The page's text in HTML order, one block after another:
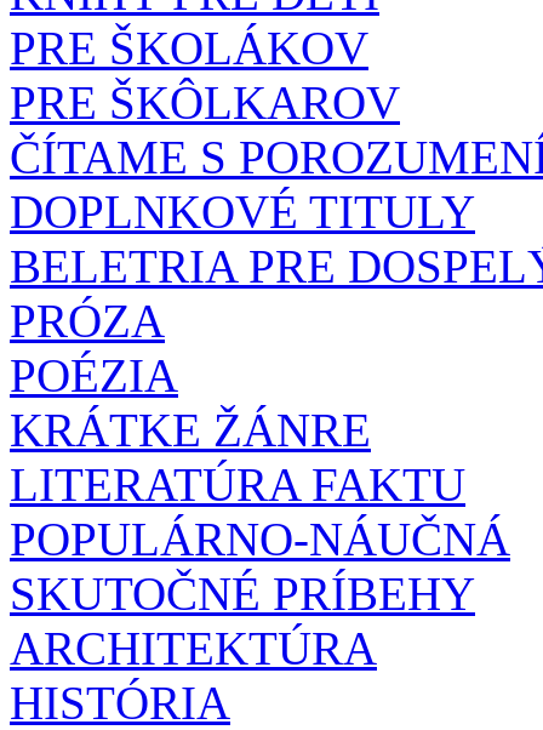
PRE ŠKOLÁKOV
PRE ŠKÔLKAROV
ČÍTAME S
DOPLNKOVÉ TITULY
BELETRIA PRE
PRÓZA
POÉZIA
KRÁTKE ŽÁNRE
LITERATÚRA FAKTU
POPULÁRNO-NÁUČNÁ
SKUTOČNÉ PRÍBEHY
ARCHITEKTÚRA
HISTÓRIA